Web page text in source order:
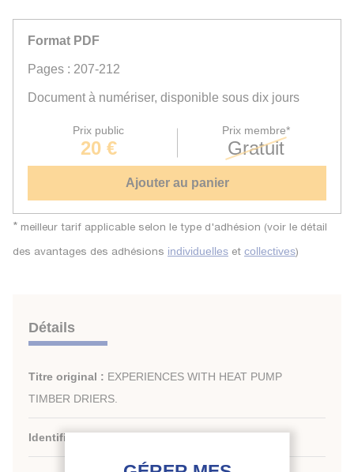
Format PDF
Pages : 207-212
Document à numériser, disponible sous dix jours
Prix public
20 €
Prix membre*
Gratuit
Ajouter au panier
* meilleur tarif applicable selon le type d'adhésion (voir le détail
des avantages des adhésions individuelles et collectives)
Détails
Titre original : EXPERIENCES WITH HEAT PUMP
TIMBER DRIERS.
Identifiant de la fiche :